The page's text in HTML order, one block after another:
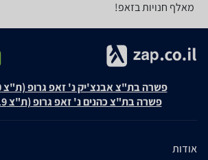
מאלף חנויות בזאפ!
פשרה בת"צ אבנצ'יק נ' זאפ גרופ (ת"צ 23008-08-20)
פשרה בת"צ כהנים נ' זאפ גרופ (ת"צ 60371-12-19)
אודות